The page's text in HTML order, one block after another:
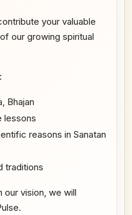
your valuable
our growing spiritual
Bhajan
lessons
reasons in Sanatan
traditions
our vision, we will